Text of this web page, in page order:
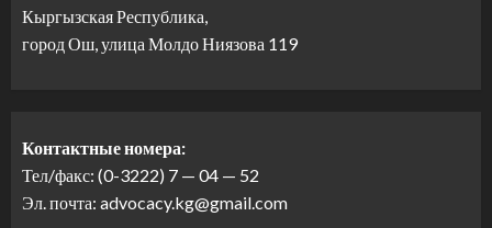
Кыргызская Республика,
город Ош, улица Молдо Ниязова 119
Контактные номера:
Тел/факс: (0-3222) 7 — 04 — 52
Эл. почта: advocacy.kg@gmail.com